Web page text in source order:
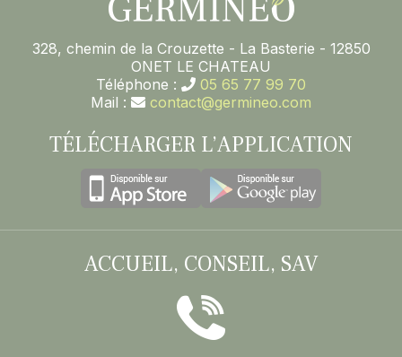
328, chemin de la Crouzette - La Basterie - 12850
ONET LE CHATEAU
Téléphone :
05 65 77 99 70
Mail :
contact@germineo.com
TÉLÉCHARGER L’APPLICATION
ACCUEIL, CONSEIL, SAV